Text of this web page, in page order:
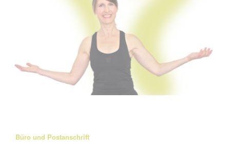
Büro und Postanschrift